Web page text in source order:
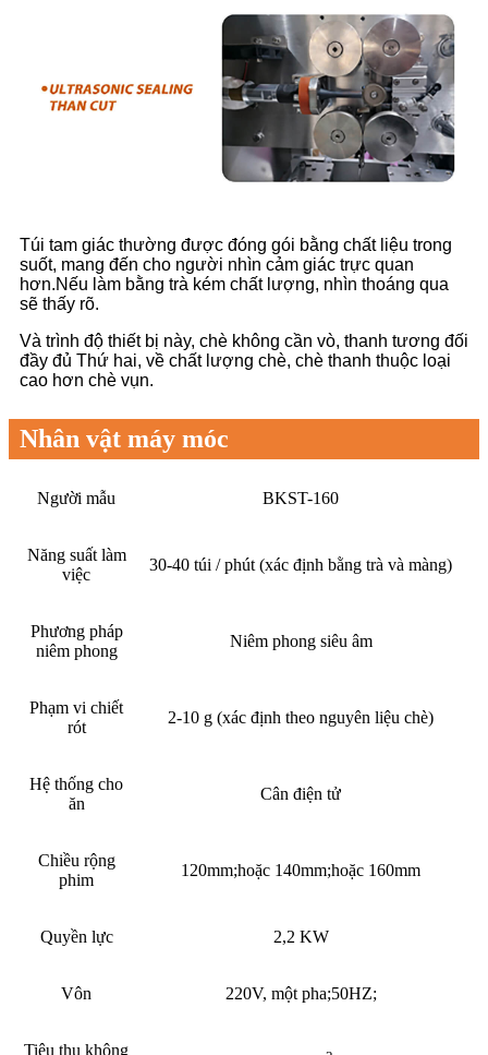
Túi tam giác thường được đóng gói bằng chất liệu trong
suốt, mang đến cho người nhìn cảm giác trực quan
hơn.Nếu làm bằng trà kém chất lượng, nhìn thoáng qua
sẽ thấy rõ.
Và trình độ thiết bị này, chè không cần vò, thanh tương đối
đầy đủ Thứ hai, về chất lượng chè, chè thanh thuộc loại
cao hơn chè vụn.
Nhân vật máy móc
Người mẫu BKST-160
Năng suất làm
việc
30-40 túi / phút (xác định bằng trà và màng)
Phương pháp
niêm phong
Niêm phong siêu âm
Phạm vi chiết
rót
2-10 g (xác định theo nguyên liệu chè)
Hệ thống cho
ăn
Cân điện tử
Chiều rộng
phim
120mm;hoặc 140mm;hoặc 160mm
Quyền lực 2,2 KW
Vôn 220V, một pha;50HZ;
Tiêu thụ không